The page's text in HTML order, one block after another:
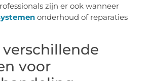
zijn er ook wanneer
onderhoud of reparaties
voor